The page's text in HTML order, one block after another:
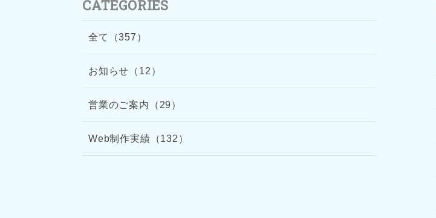
CATEGORIES
全て（357）
お知らせ（12）
営業のご案内（29）
Web制作実績（132）